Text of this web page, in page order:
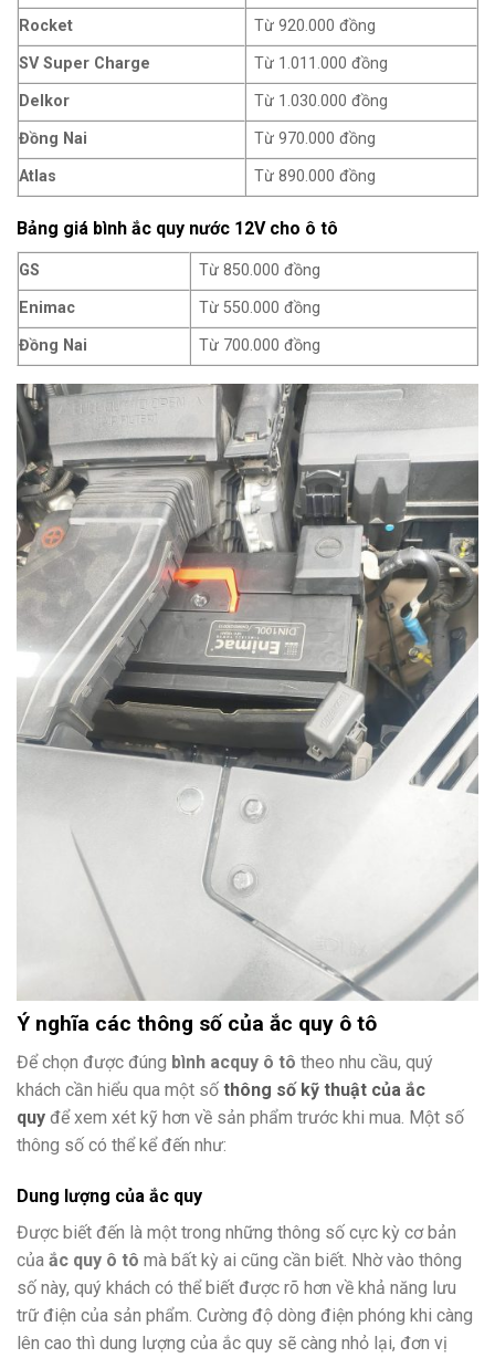
Rocket
Từ 920.000 đồng
SV Super Charge
Từ 1.011.000 đồng
Delkor
Từ 1.030.000 đồng
Đồng Nai
Từ 970.000 đồng
Atlas
Từ 890.000 đồng
Bảng giá bình ắc quy nước 12V cho ô tô
GS
Từ 850.000 đồng
Enimac
Từ 550.000 đồng
Đồng Nai
Từ 700.000 đồng
Ý nghĩa các thông số của ắc quy ô tô
Để chọn được đúng bình acquy ô tô theo nhu cầu, quý
khách cần hiểu qua một số thông số kỹ thuật của ắc
quy để xem xét kỹ hơn về sản phẩm trước khi mua. Một số
thông số có thể kể đến như:
Dung lượng của ắc quy
Được biết đến là một trong những thông số cực kỳ cơ bản
của ắc quy ô tô mà bất kỳ ai cũng cần biết. Nhờ vào thông
số này, quý khách có thể biết được rõ hơn về khả năng lưu
trữ điện của sản phẩm. Cường độ dòng điện phóng khi càng
lên cao thì dung lượng của ắc quy sẽ càng nhỏ lại, đơn vị